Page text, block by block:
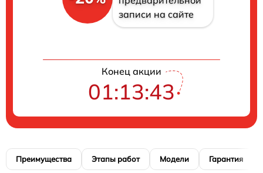
записи на сайте
Конец акции
01:13:42
Преимущества Этапы работ Модели Гарантия